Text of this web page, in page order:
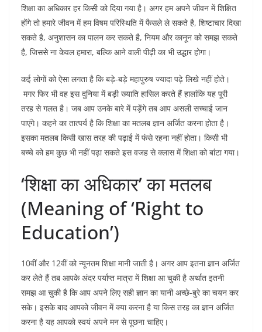
शिक्षा का अधिकार हर किसी को दिया गया है। अगर हम अपने जीवन में शिक्षित
होंगे तो हमारे जीवन में हम विषम परिस्थिति में फैसले ले सकते है, शिष्टाचार दिखा
सकते है, अनुशासन का पालन कर सकते है, नियम और कानून को समझ सकते
है, जिससे ना केवल हमारा, बल्कि आने वाली पीढ़ी का भी उद्धार होगा।
कई लोगों को ऐसा लगता है कि बड़े-बड़े महापुरुष ज्यादा पढ़े लिखे नहीं होते।
मगर फिर भी वह इस दुनिया में बड़ी ख्याति हासिल करते हैं हालांकि यह पूरी
तरह से गलत है। जब आप उनके बारे में पड़ेंगे तब आप असली सच्चाई जान
पाएंगे। कहने का तात्पर्य है कि शिक्षा का मतलब ज्ञान अर्जित करना होता है।
इसका मतलब किसी खास तरह की पढ़ाई में फंसे रहना नहीं होता। किसी भी
बच्चे को हम कुछ भी नहीं पढ़ा सकते इस वजह से क्लास में शिक्षा को बांटा गया।
‘शिक्षा का अधिकार’ का मतलब
(Meaning of ‘Right to
Education’)
10वीं और 12वीं को न्यूनतम शिक्षा मानी जाती है। अगर आप इतना ज्ञान अर्जित
कर लेते हैं तब आपके अंदर पर्याप्त मात्रा में शिक्षा आ चुकी है अर्थात इतनी
समझ आ चुकी है कि आप अपने लिए सही ज्ञान का यानी अच्छे-बुरे का चयन कर
सके। इसके बाद आपको जीवन में क्या करना है या किस तरह का ज्ञान अर्जित
करना है यह आपको स्वयं अपने मन से पूछना चाहिए।